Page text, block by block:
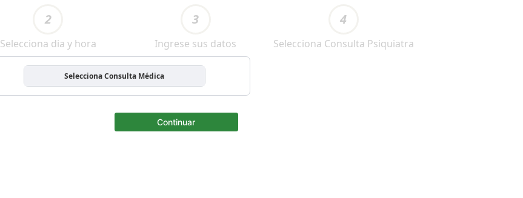
2
Selecciona dia y hora
3
Ingrese sus datos
4
Selecciona Consulta Psiquiatra
Selecciona Consulta Médica
Continuar